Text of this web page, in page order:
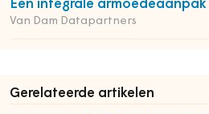
Een integrale
Van Dam Datapartners
Gerelateerde artikelen